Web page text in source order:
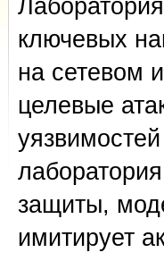
ключевых
на сетевом
целевые
защиты,
имитирует